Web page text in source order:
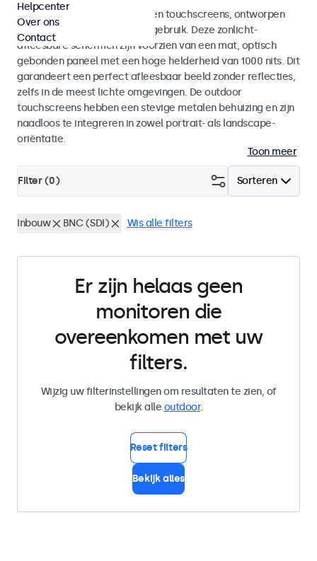
Weersbestendige monitoren en touchscreens, ontworpen
voor zowel binnen- als buitengebruik. Deze zonlicht-
afleesbare schermen zijn voorzien van een mat, optisch
gebonden paneel met een hoge helderheid van 1000 nits. Dit
garandeert een perfect afleesbaar beeld zonder reflecties,
zelfs in de meest lichte omgevingen. De outdoor
touchscreens hebben een stevige metalen behuizing en zijn
naadloos te integreren in zowel portrait- als landscape-
oriëntatie.
Toon meer
Sorteren
Filter (0)
Inbouw BNC (SDI) Wis alle filters
Er zijn helaas geen
monitoren die
overeenkomen met uw
filters.
Wijzig uw filterinstellingen om resultaten te zien, of
bekijk alle outdoor.
Reset filters
Bekijk alles
Helpcenter
Over ons
Contact